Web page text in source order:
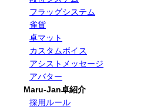
フラッグシステム
雀貨
卓マット
カスタムボイス
アシストメッセージ
アバター
Maru-Jan卓紹介
採用ルール